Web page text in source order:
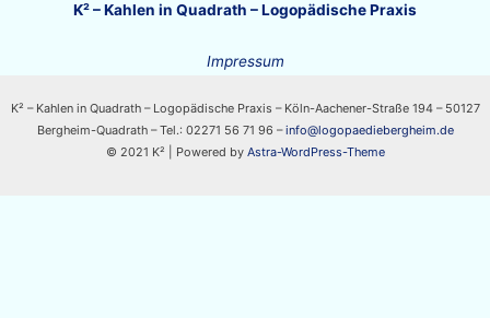
K² – Kahlen in Quadrath – Logopädische Praxis
Impressum
K² – Kahlen in Quadrath – Logopädische Praxis – Köln-Aachener-Straße 194 – 50127
Bergheim-Quadrath – Tel.: 02271 56 71 96 –info@logopaediebergheim.de
© 2021 K² | Powered by Astra-WordPress-Theme